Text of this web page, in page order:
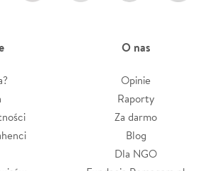
O nas
Opinie
Raporty
Za darmo
Blog
Dla NGO